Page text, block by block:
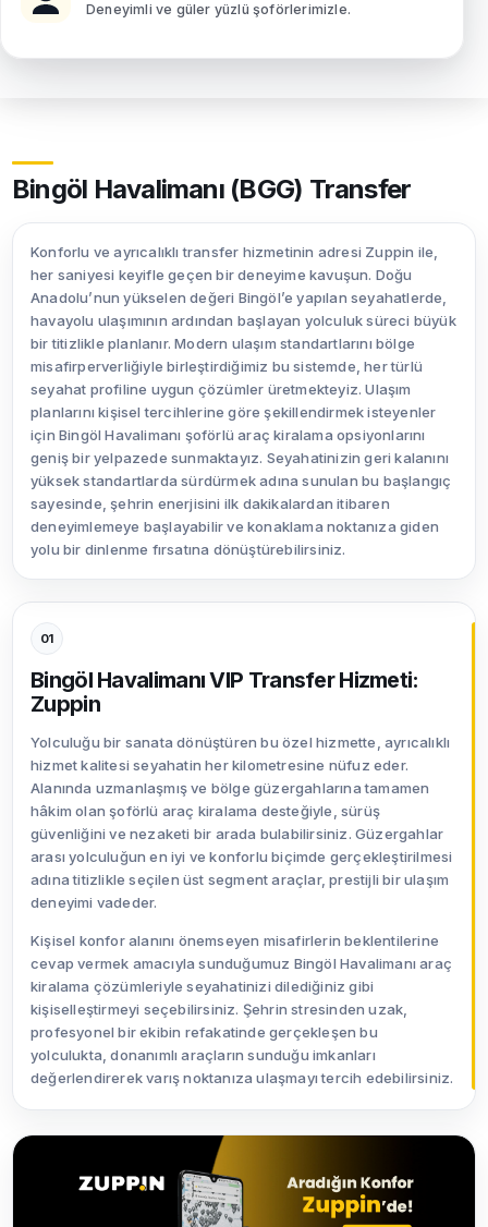
Deneyimli ve güler yüzlü şoförlerimizle.
Bingöl Havalimanı (BGG) Transfer
Konforlu ve ayrıcalıklı transfer hizmetinin adresi Zuppin ile,
her saniyesi keyifle geçen bir deneyime kavuşun. Doğu
Anadolu’nun yükselen değeri Bingöl’e yapılan seyahatlerde,
havayolu ulaşımının ardından başlayan yolculuk süreci büyük
bir titizlikle planlanır. Modern ulaşım standartlarını bölge
misafirperverliğiyle birleştirdiğimiz bu sistemde, her türlü
seyahat profiline uygun çözümler üretmekteyiz. Ulaşım
planlarını kişisel tercihlerine göre şekillendirmek isteyenler
için Bingöl Havalimanı şoförlü araç kiralama opsiyonlarını
geniş bir yelpazede sunmaktayız. Seyahatinizin geri kalanını
yüksek standartlarda sürdürmek adına sunulan bu başlangıç
sayesinde, şehrin enerjisini ilk dakikalardan itibaren
deneyimlemeye başlayabilir ve konaklama noktanıza giden
yolu bir dinlenme fırsatına dönüştürebilirsiniz.
01
Bingöl Havalimanı VIP Transfer Hizmeti:
Zuppin
Yolculuğu bir sanata dönüştüren bu özel hizmette, ayrıcalıklı
hizmet kalitesi seyahatin her kilometresine nüfuz eder.
Alanında uzmanlaşmış ve bölge güzergahlarına tamamen
hâkim olan şoförlü araç kiralama desteğiyle, sürüş
güvenliğini ve nezaketi bir arada bulabilirsiniz. Güzergahlar
arası yolculuğun en iyi ve konforlu biçimde gerçekleştirilmesi
adına titizlikle seçilen üst segment araçlar, prestijli bir ulaşım
deneyimi vadeder.
Kişisel konfor alanını önemseyen misafirlerin beklentilerine
cevap vermek amacıyla sunduğumuz Bingöl Havalimanı araç
kiralama çözümleriyle seyahatinizi dilediğiniz gibi
kişiselleştirmeyi seçebilirsiniz. Şehrin stresinden uzak,
profesyonel bir ekibin refakatinde gerçekleşen bu
yolculukta, donanımlı araçların sunduğu imkanları
değerlendirerek varış noktanıza ulaşmayı tercih edebilirsiniz.